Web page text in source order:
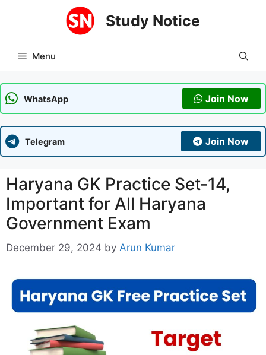
Study Notice
Menu
WhatsApp Join Now
Telegram Join Now
Haryana GK Practice Set-14,
Important for All Haryana
Government Exam
December 29, 2024 by Arun Kumar